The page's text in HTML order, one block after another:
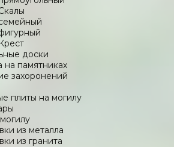
доски
на памятниках
захоронений
плиты на могилу
из металла
из гранита